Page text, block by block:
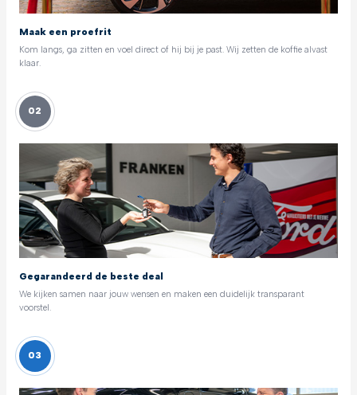
Maak een proefrit
Kom langs, ga zitten en voel direct of hij bij je past. Wij zetten de koffie alvast
klaar.
02
Gegarandeerd de beste deal
We kijken samen naar jouw wensen en maken een duidelijk transparant
voorstel.
03